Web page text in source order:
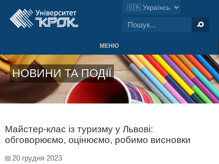
МЕНЮ
НОВИНИ ТА ПОДІЇ
Майстер-клас із туризму у Львові:
обговорюємо, оцінюємо, робимо висновки
20 грудня 2023